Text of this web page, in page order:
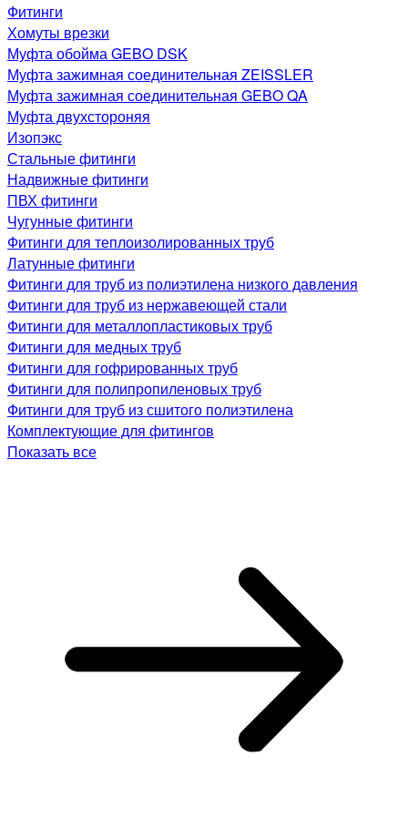
Фитинги
Хомуты врезки
Муфта обойма GEBO DSK
Муфта зажимная соединительная ZEISSLER
Муфта зажимная соединительная GEBO QA
Муфта двухстороняя
Изопэкс
Стальные фитинги
Надвижные фитинги
ПВХ фитинги
Чугунные фитинги
Фитинги для теплоизолированных труб
Латунные фитинги
Фитинги для труб из полиэтилена низкого давления
Фитинги для труб из нержавеющей стали
Фитинги для металлопластиковых труб
Фитинги для медных труб
Фитинги для гофрированных труб
Фитинги для полипропиленовых труб
Фитинги для труб из сшитого полиэтилена
Комплектующие для фитингов
Показать все